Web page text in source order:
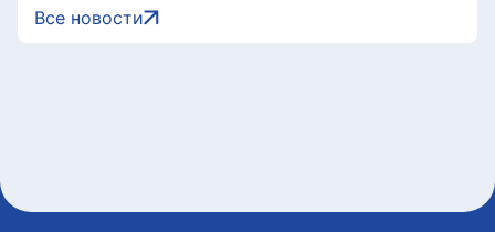
8 августа, 2026
Жители Астаны получат возможность
Все новости